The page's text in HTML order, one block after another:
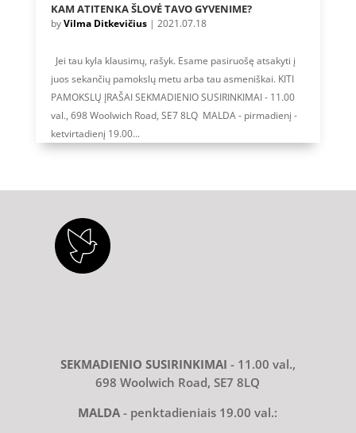
KAM ATITENKA ŠLOVĖ TAVO GYVENIME?
byVilma Ditkevičius| 2021.07.18
Jei tau kyla klausimų, rašyk. Esame pasiruošę atsakyti į
juos sekančių pamokslų metu arba tau asmeniškai. KITI
PAMOKSLŲ ĮRAŠAI SEKMADIENIO SUSIRINKIMAI - 11.00
val., 698 Woolwich Road, SE7 8LQ MALDA - pirmadienį -
ketvirtadienį 19.00...
SEKMADIENIO SUSIRINKIMAI - 11.00 val.,
698 Woolwich Road, SE7 8LQ
MALDA- penktadieniais 19.00 val.: